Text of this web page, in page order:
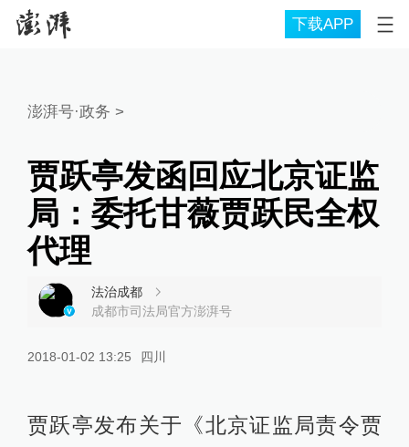
下载APP
澎湃号·政务 >
贾跃亭发函回应北京证监
局：委托甘薇贾跃民全权
代理
法治成都
成都市司法局官方澎湃号
2018-01-02 13:25 四川
贾跃亭发布关于《北京证监局责令贾